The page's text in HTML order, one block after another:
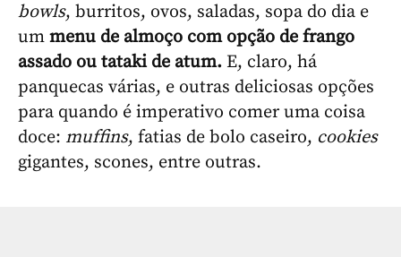
bowls, burritos, ovos, saladas, sopa do dia e
um menu de almoço com opção de frango
assado ou tataki de atum. E, claro, há
panquecas várias, e outras deliciosas opções
para quando é imperativo comer uma coisa
doce: muffins, fatias de bolo caseiro, cookies
gigantes, scones, entre outras.